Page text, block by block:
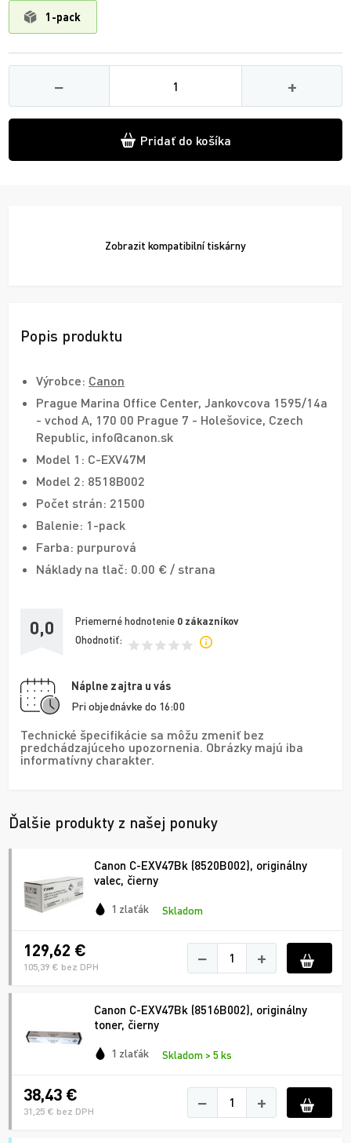
1-pack
−
Množství
+
Pridať do košíka
Zobrazit kompatibilní tiskárny
Popis produktu
Výrobce: Canon
Prague Marina Office Center, Jankovcova 1595/14a
- vchod A, 170 00 Prague 7 - Holešovice, Czech
Republic, info@canon.sk
Model 1: C-EXV47M
Model 2: 8518B002
Počet strán: 21500
Balenie: 1-pack
Farba: purpurová
Náklady na tlač: 0.00 € / strana
0,0 Priemerné hodnotenie 0 zákazníkov
Ohodnotiť:
Náplne zajtra u vás
Pri objednávke do 16:00
Technické špecifikácie sa môžu zmeniť bez
predchádzajúceho upozornenia. Obrázky majú iba
informatívny charakter.
Ďalšie produkty z našej ponuky
Canon C-EXV47Bk (8520B002), originálny
valec, čierny
1 zlaťák Skladom
129,62 €
105,39 € bez DPH − +
Canon C-EXV47Bk (8516B002), originálny
toner, čierny
1 zlaťák Skladom > 5 ks
38,43 €
31,25 € bez DPH − +